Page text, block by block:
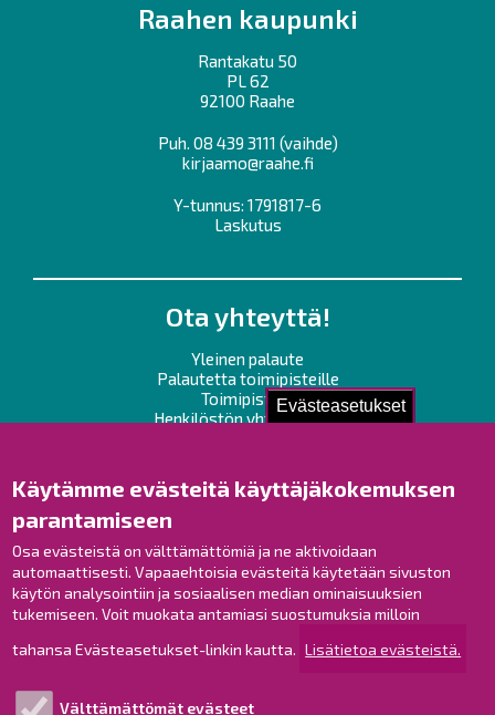
Evästeasetukset
Käytämme evästeitä käyttäjäkokemuksen
parantamiseen
Osa evästeistä on välttämättömiä ja ne aktivoidaan
automaattisesti. Vapaaehtoisia evästeitä käytetään sivuston
käytön analysointiin ja sosiaalisen median ominaisuuksien
tukemiseen. Voit muokata antamiasi suostumuksia milloin
tahansa Evästeasetukset-linkin kautta. Lisätietoa evästeistä.
Välttämättömät evästeet
Raahen kaupunki
Rantakatu 50
PL 62
92100 Raahe
Puh. 08 439 3111 (vaihde)
kirjaamo@raahe.fi
Y-tunnus: 1791817-6
Laskutus
Ota yhteyttä!
Yleinen palaute
Palautetta toimipisteille
Toimipisteet
Henkilöstön yhteystiedot
Raahe Facebookissa
Raahe Instagramissa
Raahe LinkedInissä
Raahe YouTubessa